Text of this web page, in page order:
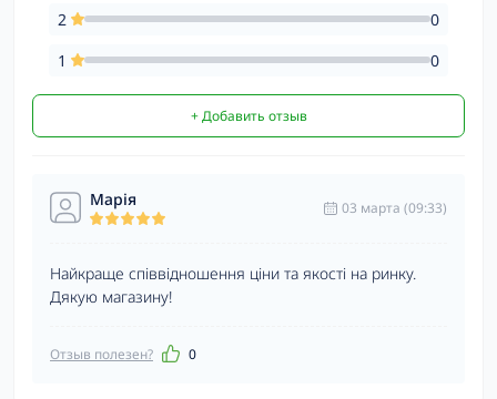
2
0
1
0
+ Добавить отзыв
Марія 03 марта (09:33)
Найкраще співвідношення ціни та якості на ринку.
Дякую магазину!
Отзыв полезен? 0